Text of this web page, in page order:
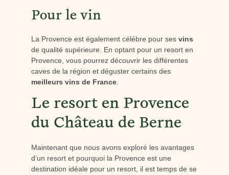
Pour le vin
La Provence est également célèbre pour ses vins
de qualité supérieure. En optant pour un resort en
Provence, vous pourrez découvrir les différentes
caves de la région et déguster certains des
meilleurs vins de France.
Le resort en Provence
du Château de Berne
Maintenant que nous avons exploré les avantages
d’un resort et pourquoi la Provence est une
destination idéale pour un resort, il est temps de se